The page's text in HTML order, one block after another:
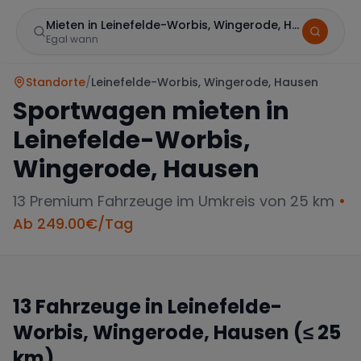
Mieten in Leinefelde-Worbis, Wingerode, Hausen
Egal wann
Marke
Mercedes BMW
Standorte/Leinefelde-Worbis, Wingerode, Hausen
Sportwagen mieten in
Leinefelde-Worbis,
Wingerode, Hausen
13 Premium Fahrzeuge im Umkreis von 25 km •
Ab 249.00€/Tag
13 Fahrzeuge in Leinefelde-
Worbis, Wingerode, Hausen (≤ 25